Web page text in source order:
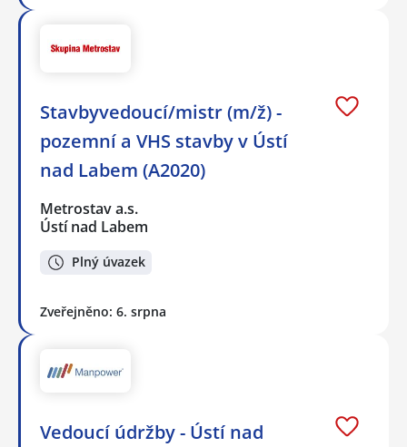
Stavbyvedoucí/mistr (m/ž) -
pozemní a VHS stavby v Ústí
nad Labem (A2020)
Metrostav a.s.
Ústí nad Labem
Plný úvazek
Zveřejněno: 6. srpna
Vedoucí údržby - Ústí nad